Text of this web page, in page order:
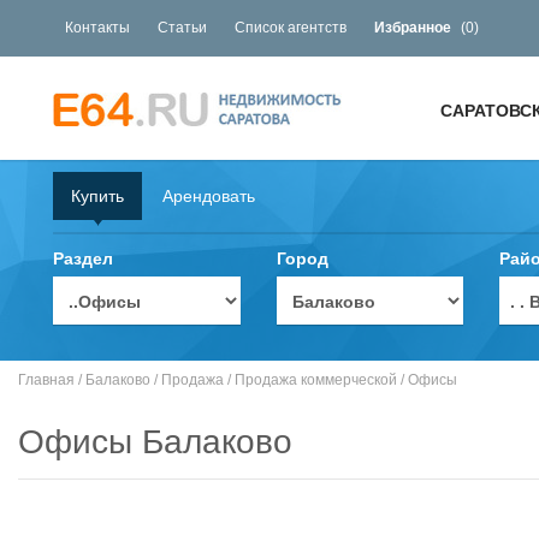
Контакты Статьи Список агентств Избранное (0)
Купить Арендовать
Раздел Город
. .
Главная / Балаково / Продажа / Продажа коммерческой / Офисы
Офисы Балаково